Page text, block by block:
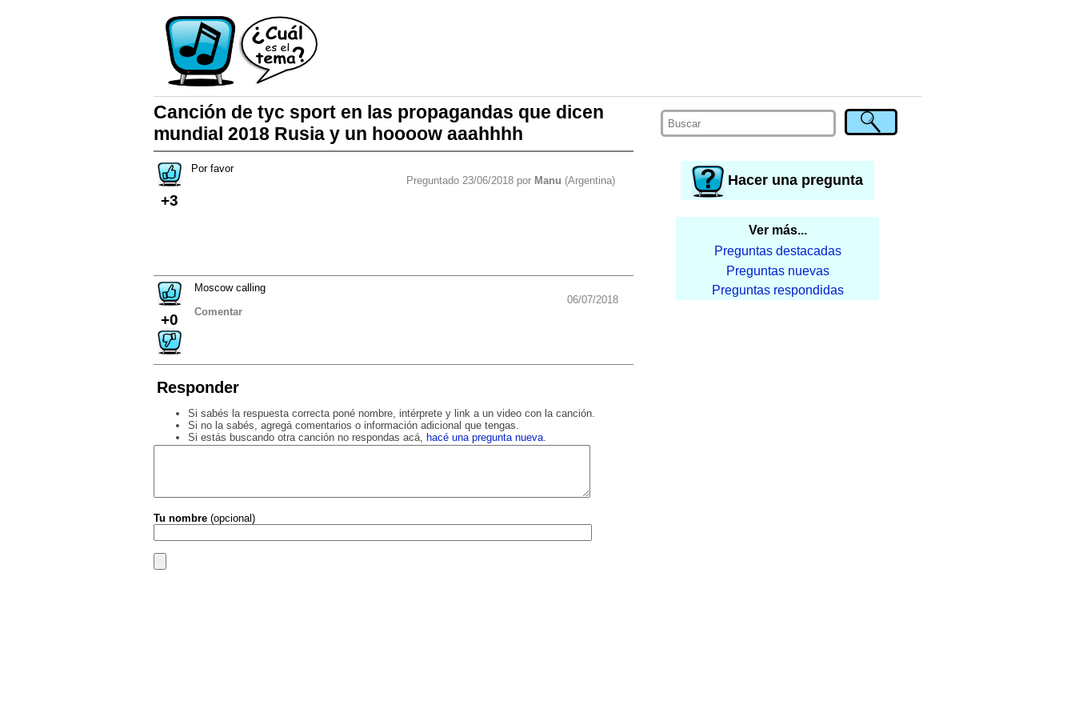
Hacer una pregunta
Ver más...
Preguntas destacadas
Preguntas nuevas
Preguntas respondidas
Canción de tyc sport en las propagandas que dicen
mundial 2018 Rusia y un hoooow aaahhhh
+3
Por favor
Preguntado 23/06/2018 por Manu (Argentina)
+0
Moscow calling
06/07/2018
Comentar
Responder
Si sabés la respuesta correcta poné nombre, intérprete y link a un video con la canción.
Si no la sabés, agregá comentarios o información adicional que tengas.
Si estás buscando otra canción no respondas acá,
hacé una pregunta nueva.
Tu nombre (opcional)